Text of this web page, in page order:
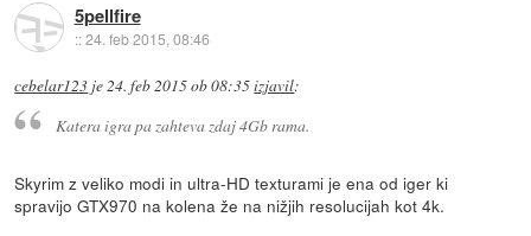
5pellfire
::24. feb 2015, 08:46
cebelar123 je24. feb 2015 ob 08:35izjavil:
Katera igra pa zahteva zdaj 4Gb rama.
Skyrim z veliko modi in ultra-HD texturami je ena od iger ki
spravijo GTX970 na kolena že na nižjih resolucijah kot 4k.